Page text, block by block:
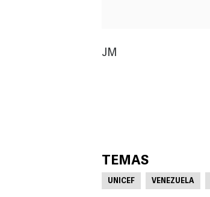
JM
TEMAS
UNICEF VENEZUELA